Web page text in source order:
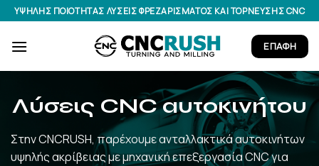
Μετάβαση
στο
περιεχόμενο
ΥΨΗΛΉΣ ΠΟΙΌΤΗΤΑΣ ΛΎΣΕΙΣ ΦΡΕΖΑΡΊΣΜΑΤΟΣ ΚΑΙ ΤΌΡΝΕΥΣΗΣ CNC
ΕΠΑΦΉ
Λύσεις CNC αυτοκινήτου
Στην CNCRUSH, παρέχουμε ανταλλακτικά αυτοκινήτων
υψηλής ακρίβειας με μηχανική επεξεργασία CNC για